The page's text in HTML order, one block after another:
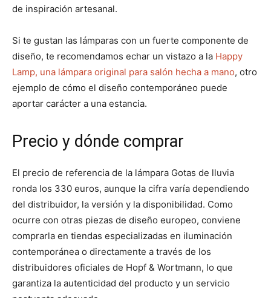
de inspiración artesanal.
Si te gustan las lámparas con un fuerte componente de
diseño, te recomendamos echar un vistazo a la Happy
Lamp, una lámpara original para salón hecha a mano, otro
ejemplo de cómo el diseño contemporáneo puede
aportar carácter a una estancia.
Precio y dónde comprar
El precio de referencia de la lámpara Gotas de lluvia
ronda los 330 euros, aunque la cifra varía dependiendo
del distribuidor, la versión y la disponibilidad. Como
ocurre con otras piezas de diseño europeo, conviene
comprarla en tiendas especializadas en iluminación
contemporánea o directamente a través de los
distribuidores oficiales de Hopf & Wortmann, lo que
garantiza la autenticidad del producto y un servicio